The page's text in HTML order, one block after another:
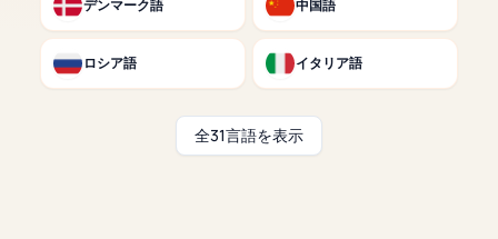
デンマーク語 中国語
ロシア語 イタリア語
全31言語を表示